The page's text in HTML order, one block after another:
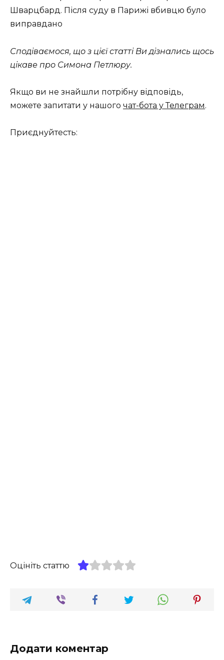
Шварцбард. Після суду в Парижі вбивцю було
виправдано
Сподіваємося, що з цієї статті Ви дізнались щось
цікаве про Симона Петлюру.
Якщо ви не знайшли потрібну відповідь,
можете запитати у нашого чат-бота у Телеграм.
Приєднуйтесть:
Оцініть статтю
Додати коментар